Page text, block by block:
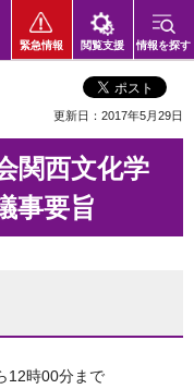
緊急情報 閲覧支援 情報を探す
更新日：2017年5月29日
関西文化学
事要旨
12時00分まで